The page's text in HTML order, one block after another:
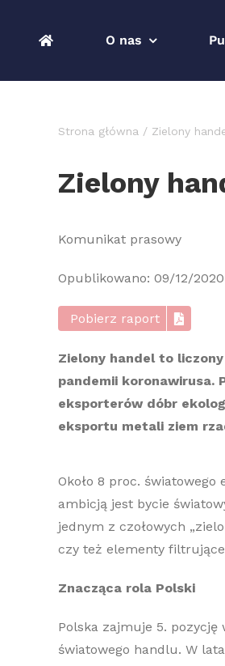
O nas
Strona główna Zielony
Zielony
Komunikat prasowy
Opublikowano: 09/12/2020
Pobierz raport
Zielony handel to
pandemii koronawirusa.
eksporterów dóbr
eksportu metali ziem
Około 8 proc.
ambicją jest bycie
jednym z czołowych
czy też elementy
Znacząca rola Polski
Polska zajmuje 5.
światowego handlu. W